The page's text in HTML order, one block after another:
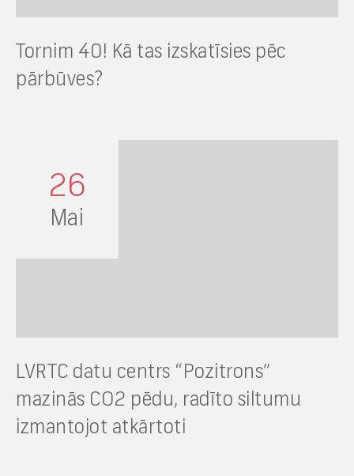
Tornim 40! Kā tas izskatīsies pēc
pārbūves?
26
Mai
LVRTC datu centrs “Pozitrons”
mazinās CO2 pēdu, radīto siltumu
izmantojot atkārtoti